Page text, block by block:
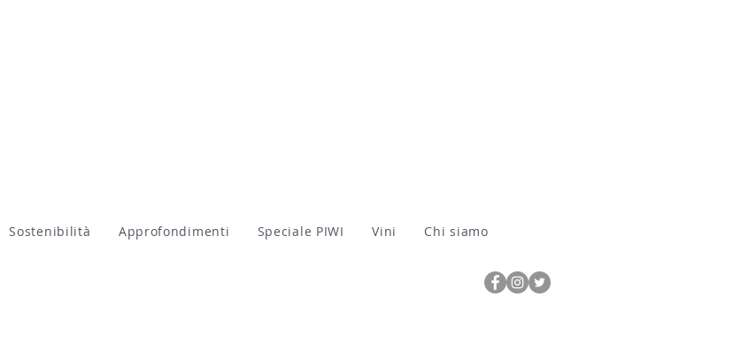
Sostenibilità Approfondimenti Speciale PIWI Vini Chi siamo